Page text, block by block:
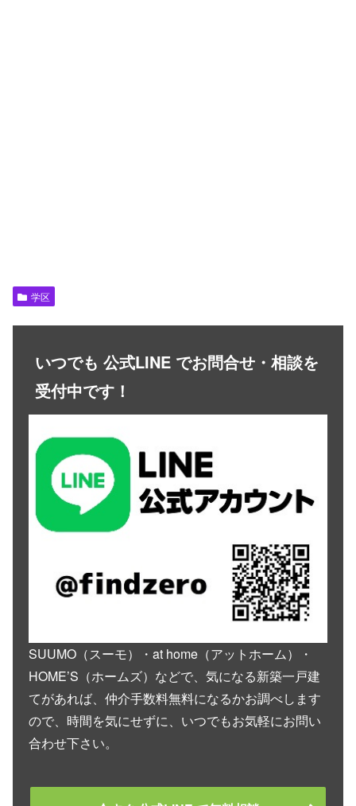
学区
いつでも 公式LINE でお問合せ・相談を
受付中です！
SUUMO（スーモ）・at home（アットホーム）・
HOME’S（ホームズ）などで、気になる新築一戸建
てがあれば、仲介手数料無料になるかお調べします
ので、時間を気にせずに、いつでもお気軽にお問い
合わせ下さい。